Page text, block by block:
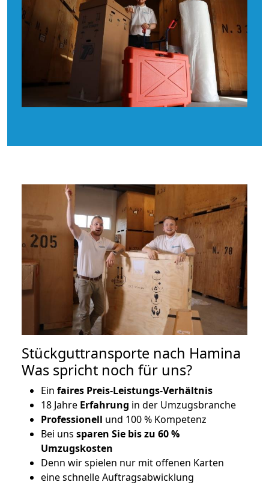
Stückguttransporte nach Hamina
Was spricht noch für uns?
Ein faires Preis-Leistungs-Verhältnis
18 Jahre Erfahrung in der Umzugsbranche
Professionell und 100 % Kompetenz
Bei uns sparen Sie bis zu 60 %
Umzugskosten
Denn wir spielen nur mit offenen Karten
eine schnelle Auftragsabwicklung